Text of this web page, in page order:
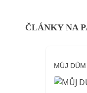
ČLÁNKY NA
MŮJ